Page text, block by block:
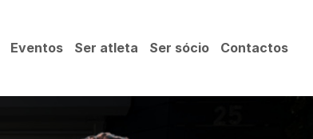
Eventos Ser atleta Ser sócio Contactos